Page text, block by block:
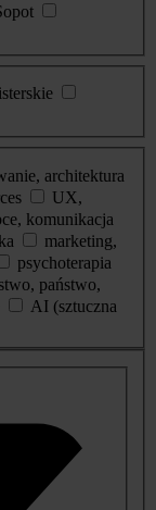
architektura
UX,
komunikacja
marketing,
psychoterapia
państwo,
AI (sztuczna